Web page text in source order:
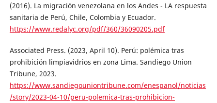
(2016). La migración venezolana en los Andes - LA respuesta
sanitaria de Perú, Chile, Colombia y Ecuador.
https://www.redalyc.org/pdf/360/36090205.pdf
Associated Press. (2023, April 10). Perú: polémica tras
prohibición limpiavidrios en zona Lima. Sandiego Union
Tribune, 2023.
https://www.sandiegouniontribune.com/enespanol/noticias
/story/2023-04-10/peru-polemica-tras-prohibicion-